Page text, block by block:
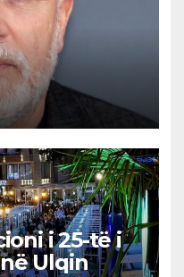
i 25-të i
Ulqin